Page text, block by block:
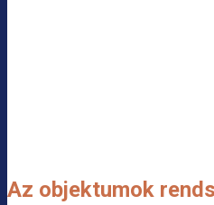
Az objektumok